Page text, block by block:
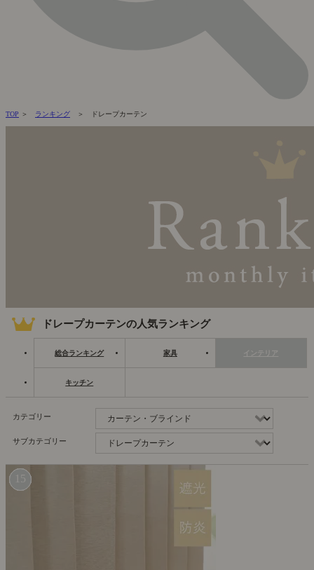
TOP ＞ ランキング ＞ ドレープカーテン
ドレープカーテンの人気ランキング
総合ランキング 家具 インテリア
キッチン
カテゴリー
サブカテゴリー